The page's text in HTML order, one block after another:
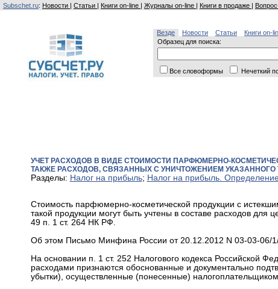
Subschet.ru: Новости | Статьи | Книги on-line | Журналы on-line | Книги в продаже |
Везде Новости Статьи Книги on-
Образец для поиска:
Все словоформы Нечеткий
УЧЕТ РАСХОДОВ В ВИДЕ СТОИМОСТИ ПАРФЮМЕРНО-
ТАКЖЕ РАСХОДОВ, СВЯЗАННЫХ С УНИЧТОЖЕНИЕМ
Разделы: Налог на прибыль; Налог на прибыль.
Стоимость парфюмерно-косметической продукции с
такой продукции могут быть учтены в составе расходов
49 п. 1 ст. 264 НК РФ.
Об этом Письмо Минфина России от 20.12.2012 N 03-03-06/1/
На основании п. 1 ст. 252 Налогового кодекса Российской
расходами признаются обоснованные и документально
убытки), осуществленные (понесенные) налогоплательщиком.